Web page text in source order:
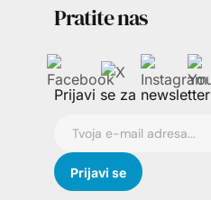
Pratite nas
Prijavi se za newsletter